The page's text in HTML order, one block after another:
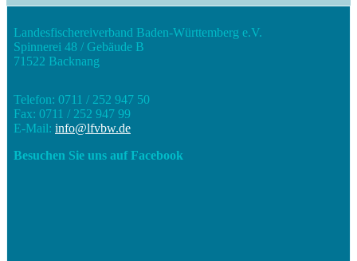
Landesfischereiverband Baden-Württemberg e.V.
Spinnerei 48 / Gebäude B
71522 Backnang
Telefon: 0711 / 252 947 50
Fax: 0711 / 252 947 99
E-Mail: info@lfvbw.de
Besuchen Sie uns auf Facebook